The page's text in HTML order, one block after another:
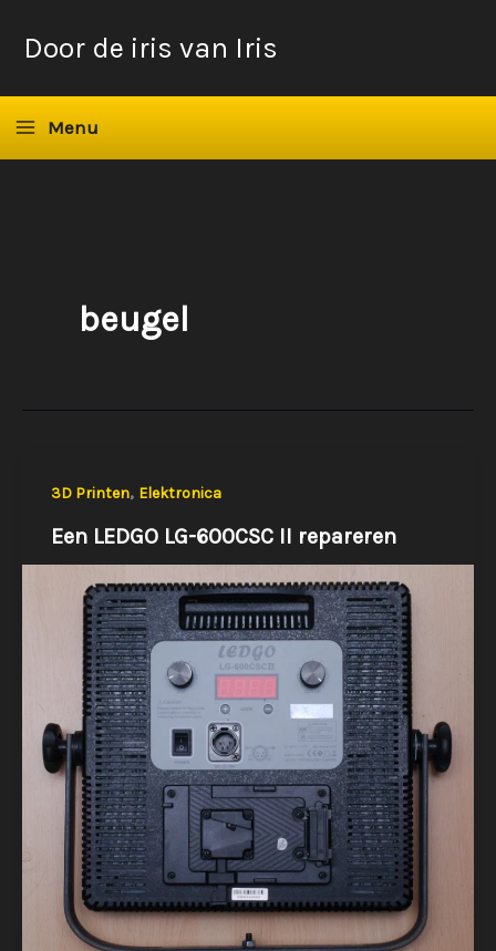
naarDoor de iris van Iris
Menu
beugel
3D Printen, Elektronica
Een LEDGO LG-600CSC II repareren